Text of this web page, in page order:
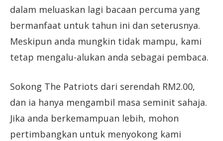
dalam meluaskan lagi bacaan percuma yang
bermanfaat untuk tahun ini dan seterusnya.
Meskipun anda mungkin tidak mampu, kami
tetap mengalu-alukan anda sebagai pembaca.
Sokong The Patriots dari serendah RM2.00,
dan ia hanya mengambil masa seminit sahaja.
Jika anda berkemampuan lebih, mohon
pertimbangkan untuk menyokong kami